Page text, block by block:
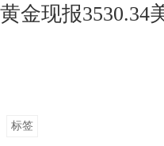
黄金现报3530.34
标签